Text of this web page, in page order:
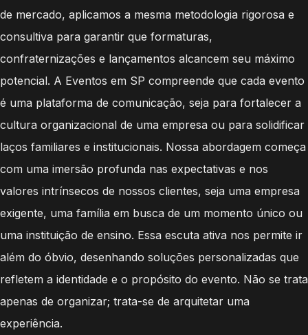
de mercado, aplicamos a mesma metodologia rigorosa e
consultiva para garantir que formaturas,
confraternizações e lançamentos alcancem seu máximo
potencial. A Eventos em SP compreende que cada evento
é uma plataforma de comunicação, seja para fortalecer a
cultura organizacional de uma empresa ou para solidificar
laços familiares e institucionais. Nossa abordagem começa
com uma imersão profunda nas expectativas e nos
valores intrínsecos de nossos clientes, seja uma empresa
exigente, uma família em busca de um momento único ou
uma instituição de ensino. Essa escuta ativa nos permite ir
além do óbvio, desenhando soluções personalizadas que
refletem a identidade e o propósito do evento. Não se trata
apenas de organizar; trata-se de arquitetar uma
experiência.